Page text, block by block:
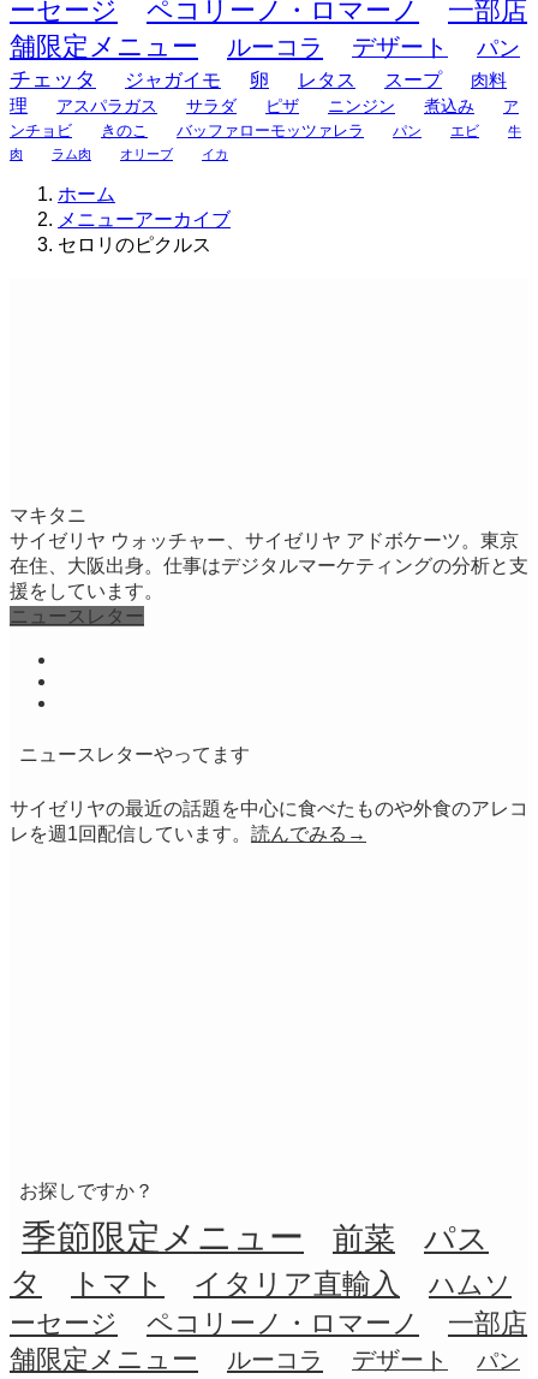
ーセージ
ペコリーノ・ロマーノ
一部店
舗限定メニュー
ルーコラ デザート
パン
チェッタ
ジャガイモ 卵 レタス スープ
肉料
理
アスパラガス サラダ ピザ ニンジン 煮込み
ア
ンチョビ
きのこ バッファローモッツァレラ パン エビ
牛
肉
ラム肉 オリーブ イカ
ホーム
メニューアーカイブ
セロリのピクルス
マキタニ
サイゼリヤ ウォッチャー、サイゼリヤ アドボケーツ。東京
在住、大阪出身。仕事はデジタルマーケティングの分析と支
援をしています。
ニュースレター
ニュースレターやってます
サイゼリヤの最近の話題を中心に食べたものや外食のアレコ
レを週1回配信しています。 読んでみる→
お探しですか？
季節限定メニュー 前菜
パス
タ
トマト イタリア直輸入
ハムソ
ーセージ
ペコリーノ・ロマーノ
一部店
舗限定メニュー
ルーコラ デザート パン